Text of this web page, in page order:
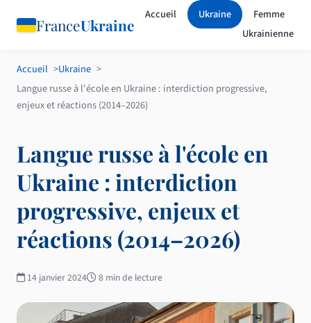
FranceUkraine
Accueil Ukraine
Femme
Ukrainienne
Accueil
Ukraine
Langue russe à l'école en Ukraine : interdiction progressive,
enjeux et réactions (2014–2026)
Langue russe à l'école en
Ukraine : interdiction
progressive, enjeux et
réactions (2014–2026)
14 janvier 2024 8 min de lecture